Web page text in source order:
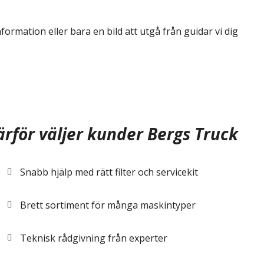
eller bara en bild att utgå från guidar vi dig
väljer kunder Bergs Truck
Snabb hjälp med rätt filter och servicekit
Brett sortiment för många maskintyper
Teknisk rådgivning från experter